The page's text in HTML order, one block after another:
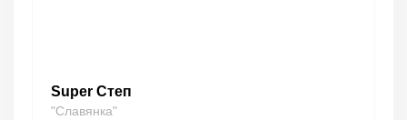
Super Степ
"Славянка"